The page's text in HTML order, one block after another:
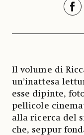
Il volume di
un’inattesa
esse dipinte,
pellicole
alla ricerca del
che, seppur